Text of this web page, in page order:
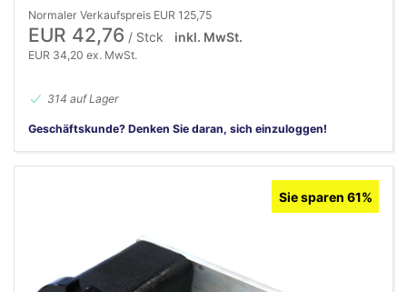
Normaler Verkaufspreis EUR 125,75
EUR 42,76 / Stck inkl. MwSt.
EUR 34,20 ex. MwSt.
314 auf Lager
Geschäftskunde? Denken Sie daran, sich einzuloggen!
Sie sparen 61%